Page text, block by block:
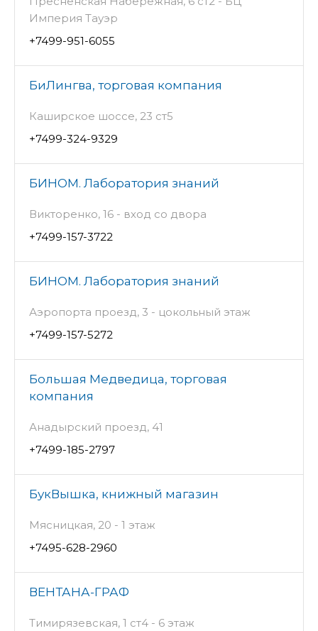
Империя Тауэр
+7499-951-6055
БиЛингва, торговая компания
Каширское шоссе, 23 ст5
+7499-324-9329
БИНОМ. Лаборатория знаний
Викторенко, 16 - вход со двора
+7499-157-3722
БИНОМ. Лаборатория знаний
Аэропорта проезд, 3 - цокольный этаж
+7499-157-5272
Большая Медведица, торговая
компания
Анадырский проезд, 41
+7499-185-2797
БукВышка, книжный магазин
Мясницкая, 20 - 1 этаж
+7495-628-2960
ВЕНТАНА-ГРАФ
Тимирязевская, 1 ст4 - 6 этаж